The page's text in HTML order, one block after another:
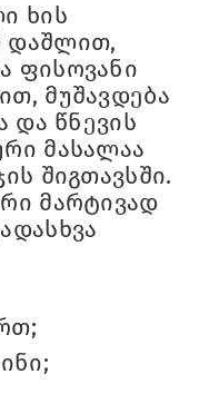
ხის
დაშლით,
ფისოვანი
მუშავდება
და წნევის
მასალაა
შიგთავსში.
მარტივად